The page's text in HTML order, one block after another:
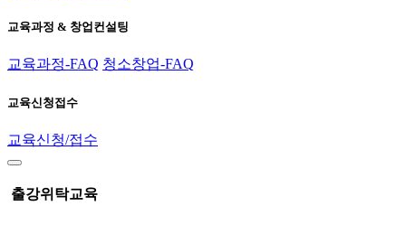
교육과정 & 창업컨설팅
교육과정-FAQ 청소창업-FAQ
교육신청접수
교육신청/접수
출강위탁교육